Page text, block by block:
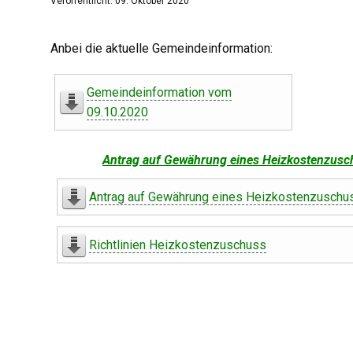
Anbei die aktuelle Gemeindeinformation:
Gemeindeinformation vom
09.10.2020
Antrag auf Gewährung eines
Antrag auf Gewährung eines
Richtlinien Heizkostenzuschuss